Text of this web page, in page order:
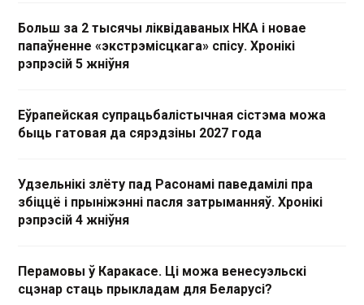
Больш за 2 тысячы ліквідаваных НКА і новае
папаўненне «экстрэмісцкага» спісу. Хронікі
рэпрэсій 5 жніўня
Еўрапейская супрацьбалістычная сістэма можа
быць гатовая да сярэдзіны 2027 года
Удзельнікі злёту пад Расонамі паведамілі пра
збіццё і прыніжэнні пасля затрыманняў. Хронікі
рэпрэсій 4 жніўня
Перамовы ў Каракасе. Ці можа венесуэльскі
сцэнар стаць прыкладам для Беларусі?